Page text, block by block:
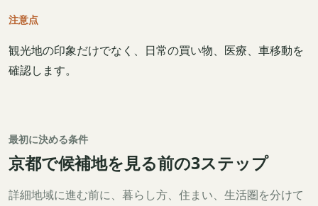
注意点
観光地の印象だけでなく、日常の買い物、医療、車移動を
確認します。
最初に決める条件
京都で候補地を見る前の3ステップ
詳細地域に進む前に、暮らし方、住まい、生活圏を分けて